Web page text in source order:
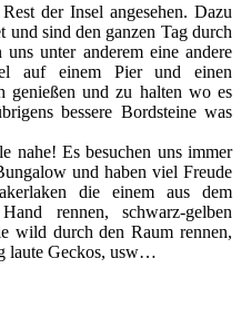
der Insel angesehen. Dazu
und sind den ganzen Tag durch
unter anderem eine andere
auf einem Pier und einen
genießen und zu halten wo es
bessere Bordsteine was
nahe! Es besuchen uns immer
und haben viel Freude
die einem aus dem
rennen, schwarz-gelben
wild durch den Raum rennen,
laute Geckos, usw…